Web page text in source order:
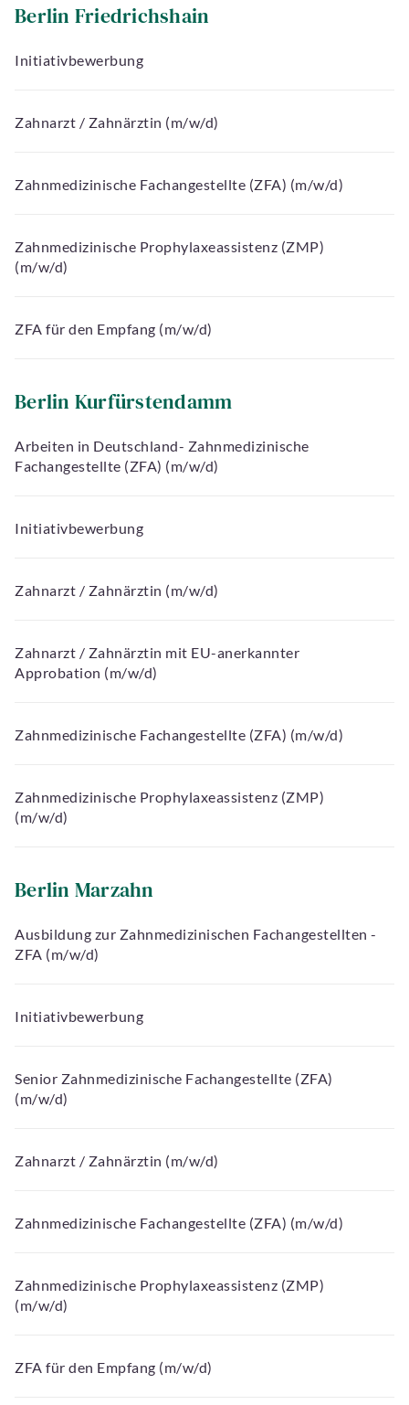
Berlin Friedrichshain
Initiativbewerbung
Zahnarzt / Zahnärztin (m/w/d)
Zahnmedizinische Fachangestellte (ZFA) (m/w/d)
Zahnmedizinische Prophylaxeassistenz (ZMP)
(m/w/d)
ZFA für den Empfang (m/w/d)
Berlin Kurfürstendamm
Arbeiten in Deutschland- Zahnmedizinische
Fachangestellte (ZFA) (m/w/d)
Initiativbewerbung
Zahnarzt / Zahnärztin (m/w/d)
Zahnarzt / Zahnärztin mit EU-anerkannter
Approbation (m/w/d)
Zahnmedizinische Fachangestellte (ZFA) (m/w/d)
Zahnmedizinische Prophylaxeassistenz (ZMP)
(m/w/d)
Berlin Marzahn
Ausbildung zur Zahnmedizinischen Fachangestellten -
ZFA (m/w/d)
Initiativbewerbung
Senior Zahnmedizinische Fachangestellte (ZFA)
(m/w/d)
Zahnarzt / Zahnärztin (m/w/d)
Zahnmedizinische Fachangestellte (ZFA) (m/w/d)
Zahnmedizinische Prophylaxeassistenz (ZMP)
(m/w/d)
ZFA für den Empfang (m/w/d)